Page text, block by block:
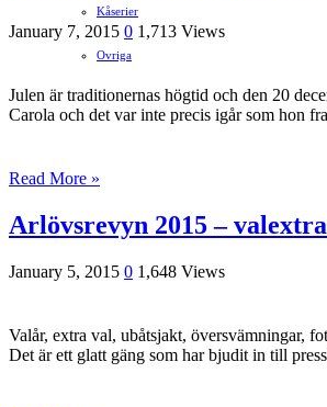
Kåserier
Ovriga
January 7, 2015 0 1,713 Views
Julen är traditionernas högtid och den 20
Carola och det var inte precis igår som hon
Read More »
Arlövsrevyn 2015 –
January 5, 2015 0 1,648 Views
Valår, extra val, ubåtsjakt, översvämningar,
Det är ett glatt gäng som har bjudit in till